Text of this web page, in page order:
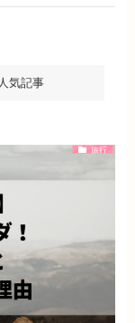
人気記事
旅行